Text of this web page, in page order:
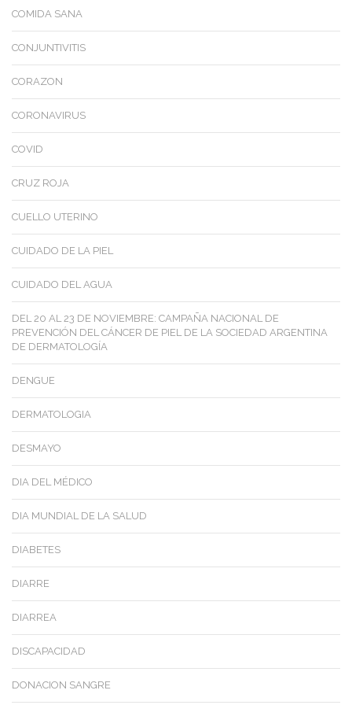
COMIDA SANA
CONJUNTIVITIS
CORAZON
CORONAVIRUS
COVID
CRUZ ROJA
CUELLO UTERINO
CUIDADO DE LA PIEL
CUIDADO DEL AGUA
DEL 20 AL 23 DE NOVIEMBRE: CAMPAÑA NACIONAL DE
PREVENCIÓN DEL CÁNCER DE PIEL DE LA SOCIEDAD ARGENTINA
DE DERMATOLOGÍA
DENGUE
DERMATOLOGIA
DESMAYO
DIA DEL MÉDICO
DIA MUNDIAL DE LA SALUD
DIABETES
DIARRE
DIARREA
DISCAPACIDAD
DONACION SANGRE